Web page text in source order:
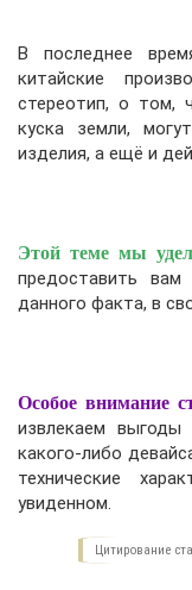
В последнее
китайские
стереотип, о том,
куска земли,
изделия, а ещё и
Этой теме мы
предоставить
данного факта, в
Особое внимание
извлекаем
какого-либо
технические
увиденном.
Цитирование